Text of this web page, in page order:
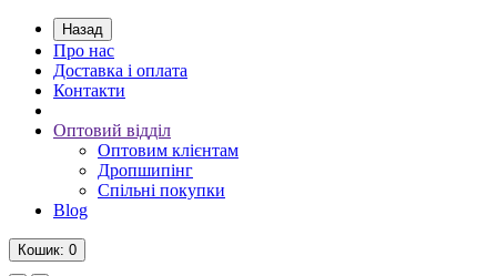
Назад
Про нас
Доставка і оплата
Контакти
Оптовий відділ
Оптовим клієнтам
Дропшипінг
Спільні покупки
Blog
Кошик: 0